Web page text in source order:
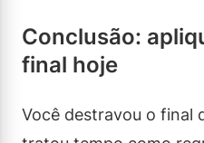
Conclusão:
final hoje
Você destravou o final